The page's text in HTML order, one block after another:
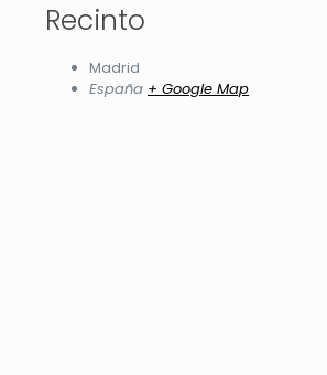
Recinto
Madrid
España + Google Map